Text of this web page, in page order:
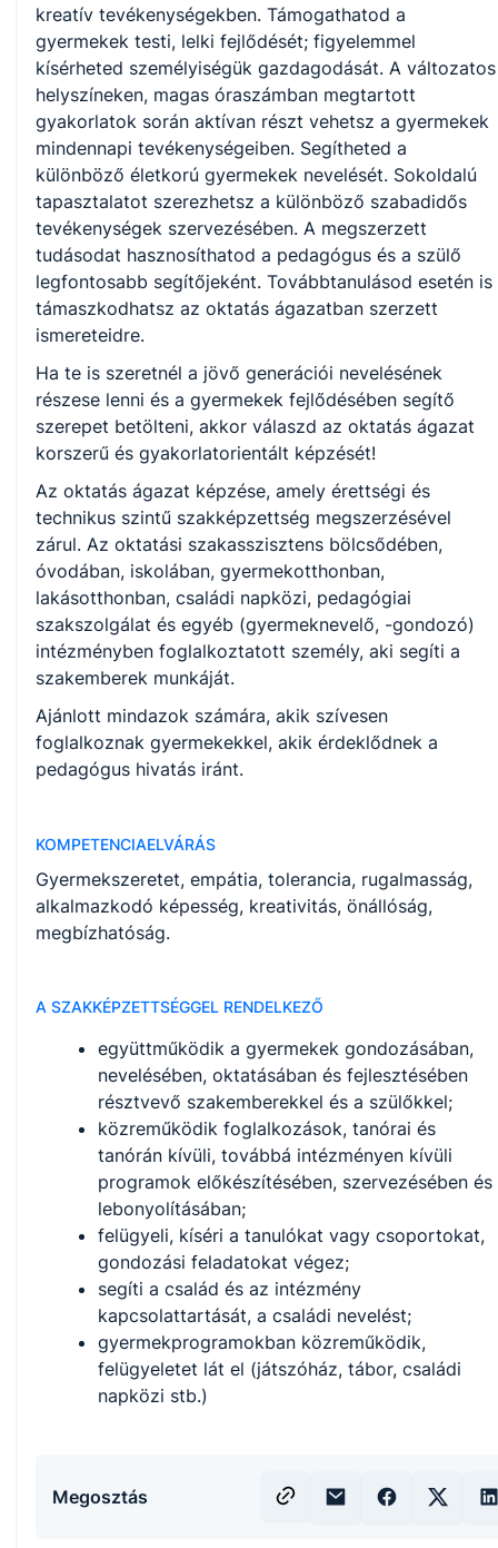
Okleveles technikusképzés
Nem
kreatív tevékenységekben. Támogathatod a
gyermekek testi, lelki fejlődését; figyelemmel
kísérheted személyiségük gazdagodását. A változatos
helyszíneken, magas óraszámban megtartott
gyakorlatok során aktívan részt vehetsz a gyermekek
mindennapi tevékenységeiben. Segítheted a
különböző életkorú gyermekek nevelését. Sokoldalú
tapasztalatot szerezhetsz a különböző szabadidős
tevékenységek szervezésében. A megszerzett
tudásodat hasznosíthatod a pedagógus és a szülő
legfontosabb segítőjeként. Továbbtanulásod esetén is
támaszkodhatsz az oktatás ágazatban szerzett
ismereteidre.
Ha te is szeretnél a jövő generációi nevelésének
részese lenni és a gyermekek fejlődésében segítő
szerepet betölteni, akkor válaszd az oktatás ágazat
korszerű és gyakorlatorientált képzését!
Az oktatás ágazat képzése, amely érettségi és
technikus szintű szakképzettség megszerzésével
zárul. Az oktatási szakasszisztens bölcsődében,
óvodában, iskolában, gyermekotthonban,
lakásotthonban, családi napközi, pedagógiai
szakszolgálat és egyéb (gyermeknevelő, -gondozó)
intézményben foglalkoztatott személy, aki segíti a
szakemberek munkáját.
Ajánlott mindazok számára, akik szívesen
foglalkoznak gyermekekkel, akik érdeklődnek a
pedagógus hivatás iránt.
KOMPETENCIAELVÁRÁS
Gyermekszeretet, empátia, tolerancia, rugalmasság,
alkalmazkodó képesség, kreativitás, önállóság,
megbízhatóság.
A SZAKKÉPZETTSÉGGEL RENDELKEZŐ
együttműködik a gyermekek gondozásában,
nevelésében, oktatásában és fejlesztésében
résztvevő szakemberekkel és a szülőkkel;
közreműködik foglalkozások, tanórai és
tanórán kívüli, továbbá intézményen kívüli
programok előkészítésében, szervezésében és
lebonyolításában;
felügyeli, kíséri a tanulókat vagy csoportokat,
gondozási feladatokat végez;
segíti a család és az intézmény
kapcsolattartását, a családi nevelést;
gyermekprogramokban közreműködik,
felügyeletet lát el (játszóház, tábor, családi
napközi stb.)
Megosztás